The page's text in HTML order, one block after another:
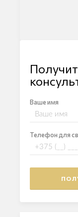
Ваше имя
Телефон для